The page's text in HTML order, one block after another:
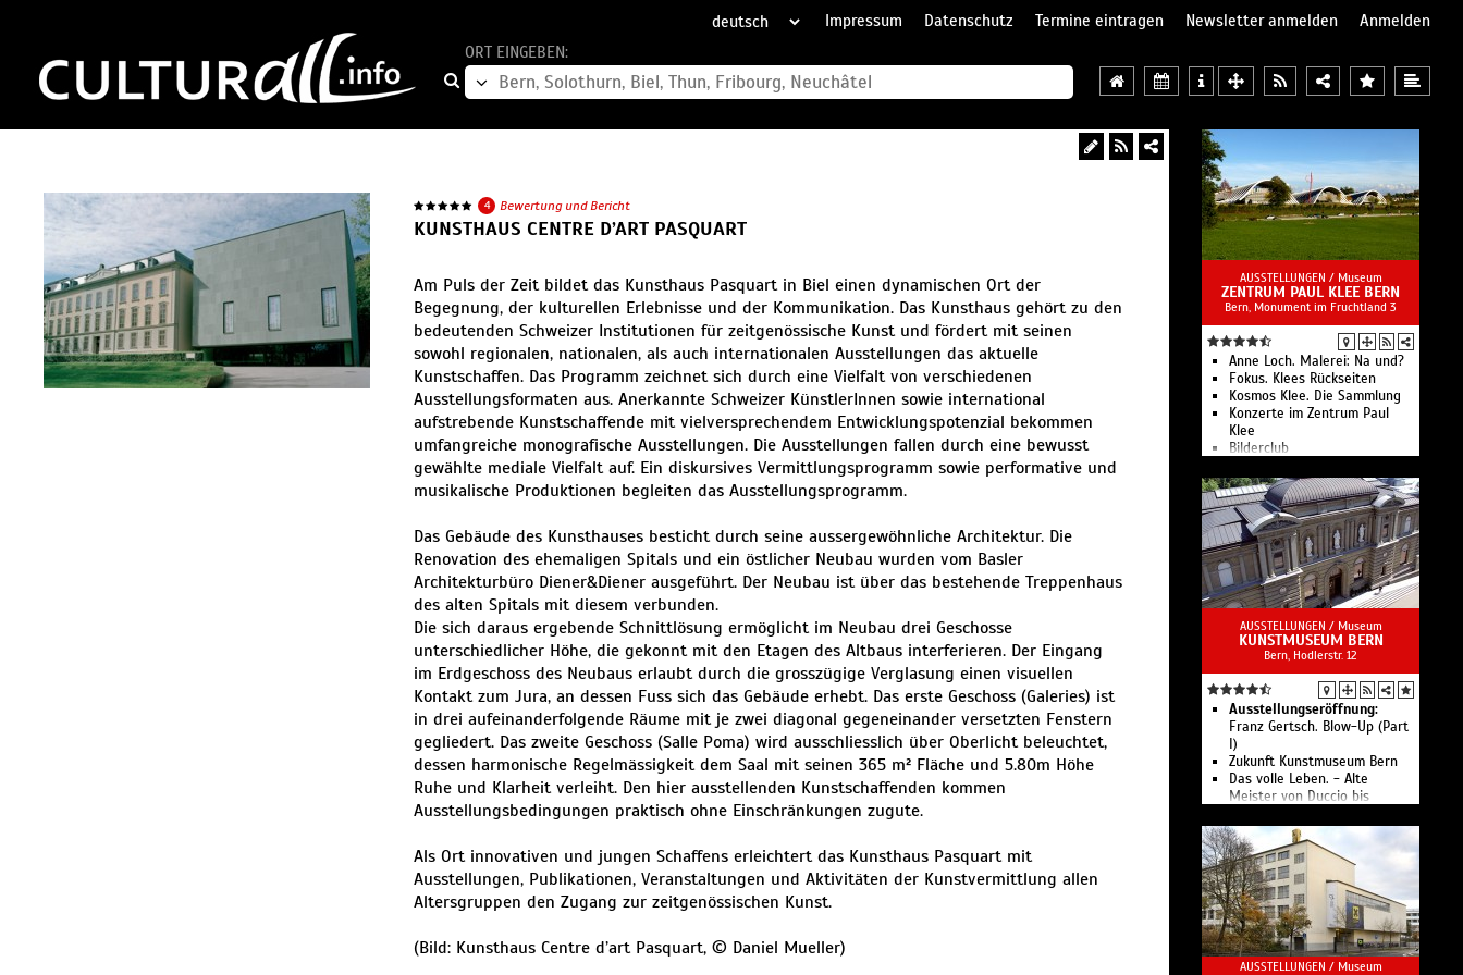
Impressum Datenschutz Termine eintragen Newsletter anmelden
Anmelden
ORT EINGEBEN:
4 Bewertung und Bericht
KUNSTHAUS CENTRE D’ART PASQUART
Am Puls der Zeit bildet das Kunsthaus Pasquart in Biel einen dynamischen Ort der
Begegnung, der kulturellen Erlebnisse und der Kommunikation. Das Kunsthaus gehört zu den
bedeutenden Schweizer Institutionen für zeitgenössische Kunst und fördert mit seinen
sowohl regionalen, nationalen, als auch internationalen Ausstellungen das aktuelle
Kunstschaffen. Das Programm zeichnet sich durch eine Vielfalt von verschiedenen
Ausstellungsformaten aus. Anerkannte Schweizer KünstlerInnen sowie international
aufstrebende Kunstschaffende mit vielversprechendem Entwicklungspotenzial bekommen
umfangreiche monografische Ausstellungen. Die Ausstellungen fallen durch eine bewusst
gewählte mediale Vielfalt auf. Ein diskursives Vermittlungsprogramm sowie performative und
musikalische Produktionen begleiten das Ausstellungsprogramm.
Das Gebäude des Kunsthauses besticht durch seine aussergewöhnliche Architektur. Die
Renovation des ehemaligen Spitals und ein östlicher Neubau wurden vom Basler
Architekturbüro Diener&Diener ausgeführt. Der Neubau ist über das bestehende Treppenhaus
des alten Spitals mit diesem verbunden.
Die sich daraus ergebende Schnittlösung ermöglicht im Neubau drei Geschosse
unterschiedlicher Höhe, die gekonnt mit den Etagen des Altbaus interferieren. Der Eingang
im Erdgeschoss des Neubaus erlaubt durch die grosszügige Verglasung einen visuellen
Kontakt zum Jura, an dessen Fuss sich das Gebäude erhebt. Das erste Geschoss (Galeries) ist
in drei aufeinanderfolgende Räume mit je zwei diagonal gegeneinander versetzten Fenstern
gegliedert. Das zweite Geschoss (Salle Poma) wird ausschliesslich über Oberlicht beleuchtet,
dessen harmonische Regelmässigkeit dem Saal mit seinen 365 m² Fläche und 5.80m Höhe
Ruhe und Klarheit verleiht. Den hier ausstellenden Kunstschaffenden kommen
Ausstellungsbedingungen praktisch ohne Einschränkungen zugute.
Als Ort innovativen und jungen Schaffens erleichtert das Kunsthaus Pasquart mit
Ausstellungen, Publikationen, Veranstaltungen und Aktivitäten der Kunstvermittlung allen
Altersgruppen den Zugang zur zeitgenössischen Kunst.
(Bild: Kunsthaus Centre d’art Pasquart, © Daniel Mueller)
AUSSTELLUNGEN / Museum
ZENTRUM PAUL KLEE BERN
Bern, Monument im Fruchtland 3
Anne Loch. Malerei: Na und?
Fokus. Klees Rückseiten
Kosmos Klee. Die Sammlung
Konzerte im Zentrum Paul
Klee
Bilderclub
Klee
Kunstvermittlung
Lang/Baumann Module #4
Shop / Webshop
aktuelle Ausstellungen und
Veranstaltungen
AUSSTELLUNGEN / Museum
KUNSTMUSEUM BERN
Bern, Hodlerstr. 12
Ausstellungseröffnung:
Franz Gertsch. Blow-Up (Part
I)
Zukunft Kunst­museum Bern
Das volle Leben. - Alte
Meister von Duccio bis
Die Sammlung. Von Claude
Monet bis Félix Vallotton, von
Martha Stettler bis El Anatsui
Der Nachlass Gurlitt
Öffentliche Führungen
Angebote für Kinder &
Familien
Forschung im Museum
Webshop
AUSSTELLUNGEN / Museum